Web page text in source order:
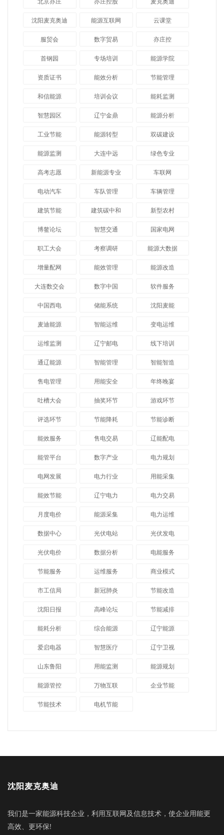
北京亦庄 亦庄控股 麦克奥迪
沈阳麦克奥迪 能源互联网 云课堂
服贸会 数字贸易 亦庄控
首钢园 专场培训 能源学院
资质证书 能效分析 节能管理
和信能源 培训会议 能耗监测
智慧园区 辽宁金鼎 能源分析
工业节能 能源转型 双碳建设
能源监测 大连中远 绿色专业
高考志愿 新能源专业 车联网
电动汽车 车队管理 车辆管理
建筑节能 建筑碳中和 新型农村
博鳌论坛 智慧交通 国家电网
职工大会 考察调研 能源大数据
增量配网 能效管理 能源改造
大连数交会 数字中国 软件服务
中国西电 储能系统 沈阳麦能
麦迪能源 智能运维 变电运维
运维监测 辽宁邮电 线下培训
通辽能源 智能管理 智能智造
售电管理 用能安全 年终晚宴
吐槽大会 抽奖环节 游戏环节
评选环节 节能降耗 节能诊断
能效服务 售电交易 辽能配电
能管平台 数字产业 电力规划
电网发展 电力行业 用能采集
能效节能 辽宁电力 电力交易
月度电价 能源采集 电力运维
数据中心 光伏电站 光伏发电
光伏电价 数据分析 电能服务
节能服务 运维服务 商业模式
市工信局 新冠肺炎 节能改造
沈阳日报 高峰论坛 节能减排
能耗分析 综合能源 辽宁能源
爱启电器 智慧医疗 辽宁卫视
山东鲁阳 用能监测 能源规划
能源管控 万物互联 企业节能
节能技术 电机节能
沈阳麦克奥迪
我们是一家能源科技企业，利用互联网及信息技术，使企业用能更
高效、更环保!